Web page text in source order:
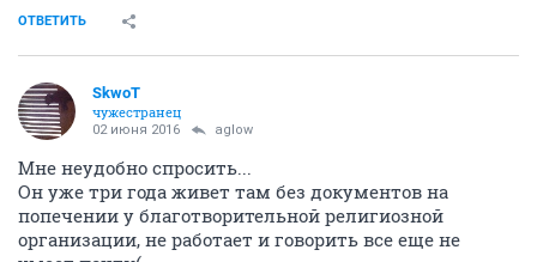
ОТВЕТИТЬ
SkwоT
чужестранец
02 июня 2016 aglow
Мне неудобно спросить...
Он уже три года живет там без документов на
попечении у благотворительной религиозной
организации, не работает и говорить все еще не